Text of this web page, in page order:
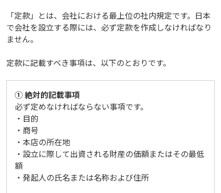
「定款」とは、会社における最上位の社内規定です。日本
で会社を設立する際には、必ず定款を作成しなければなり
ません。
定款に記載すべき事項は、以下のとおりです。
① 絶対的記載事項
必ず定めなければならない事項です。
・目的
・商号
・本店の所在地
・設立に際して出資される財産の価額またはその最低
額
・発起人の氏名または名称および住所